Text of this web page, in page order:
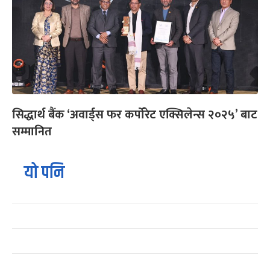
सिद्धार्थ बैंक ‘अवार्ड्स फर कर्पोरेट एक्सिलेन्स २०२५’ बाट
सम्मानित
यो पनि